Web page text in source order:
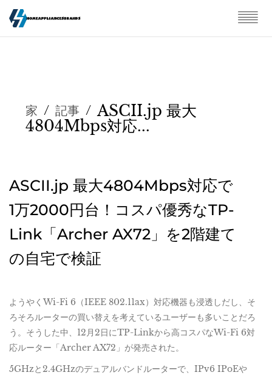
家 / 記事 / ASCII.jp 最大
4804Mbps対応...
ASCII.jp 最大4804Mbps対応で
1万2000円台！コスパ優秀なTP-
Link「Archer AX72」を2階建て
の自宅で検証
ようやくWi-Fi 6（IEEE 802.11ax）対応機器も浸透しだし、そ
ろそろルーターの買い替えを考えているユーザーも多いことだろ
う。そうした中、12月2日にTP-Linkから高コスパなWi-Fi 6対
応ルーター「Archer AX72」が発売された。
5GHzと2.4GHzのデュアルバンドルーターで、IPv6 IPoEや